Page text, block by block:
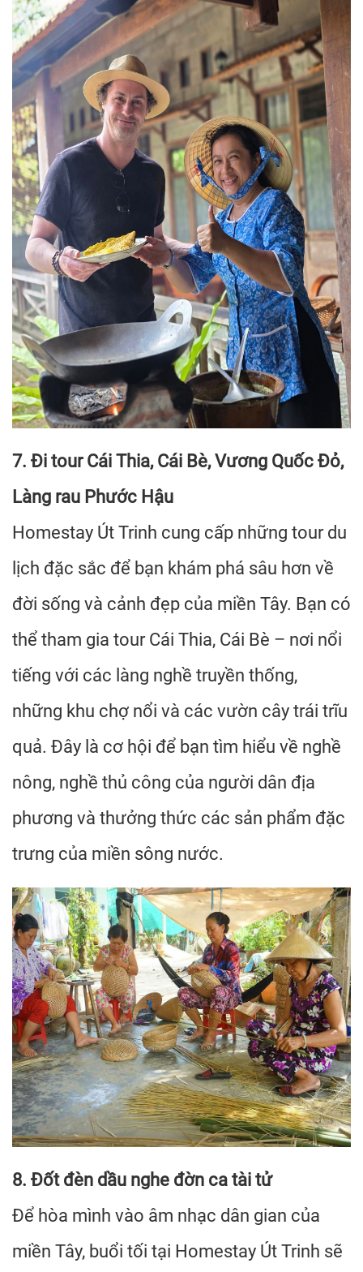
7. Đi tour Cái Thia, Cái Bè, Vương Quốc Đỏ,
Làng rau Phước Hậu
Homestay Út Trinh cung cấp những tour du
lịch đặc sắc để bạn khám phá sâu hơn về
đời sống và cảnh đẹp của miền Tây. Bạn có
thể tham gia tour Cái Thia, Cái Bè – nơi nổi
tiếng với các làng nghề truyền thống,
những khu chợ nổi và các vườn cây trái trĩu
quả. Đây là cơ hội để bạn tìm hiểu về nghề
nông, nghề thủ công của người dân địa
phương và thưởng thức các sản phẩm đặc
trưng của miền sông nước.
8. Đốt đèn dầu nghe đờn ca tài tử
Để hòa mình vào âm nhạc dân gian của
miền Tây, buổi tối tại Homestay Út Trinh sẽ